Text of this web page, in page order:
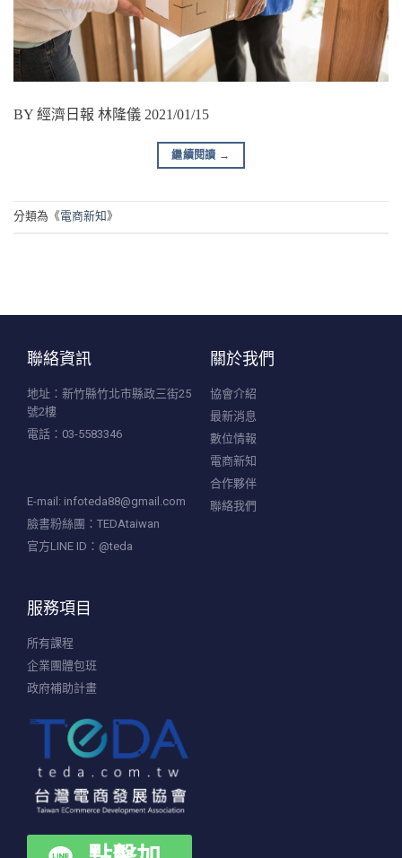
BY 經濟日報 林隆儀 2021/01/15
繼續閱讀 →
分類為《電商新知 》
聯絡資訊
地址：新竹縣竹北市縣政三街25
號2樓
電話：03-5583346
E-mail: infoteda88@gmail.com
臉書粉絲團：TEDAtaiwan
官方LINE ID：@teda
關於我們
協會介紹
最新消息
數位情報
電商新知
合作夥伴
聯絡我們
服務項目
所有課程
企業團體包班
政府補助計畫